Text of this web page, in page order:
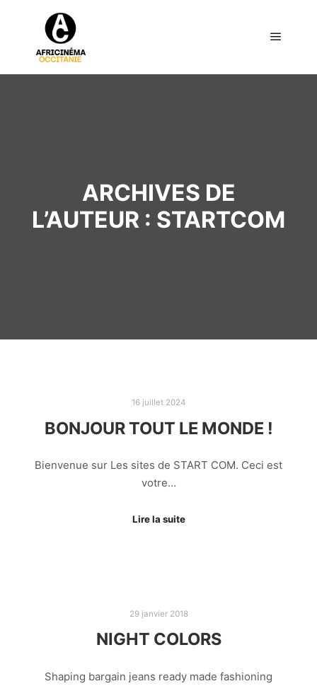
ARCHIVES DE
L’AUTEUR : STARTCOM
16 juillet 2024
BONJOUR TOUT LE MONDE !
Bienvenue sur Les sites de START COM. Ceci est
votre…
Lire la suite
29 janvier 2018
NIGHT COLORS
Shaping bargain jeans ready made fashioning